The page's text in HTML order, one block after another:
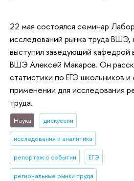
22 мая состоялся семинар
исследований рынка труда ВШЭ,
выступил заведующий кафедрой
ВШЭ Алексей Макаров. Он
статистики по ЕГЭ школьников
применении для исследования
труда.
Наука дискуссии
исследования и аналитика
репортаж о событии ЕГЭ
региональные рынки труда